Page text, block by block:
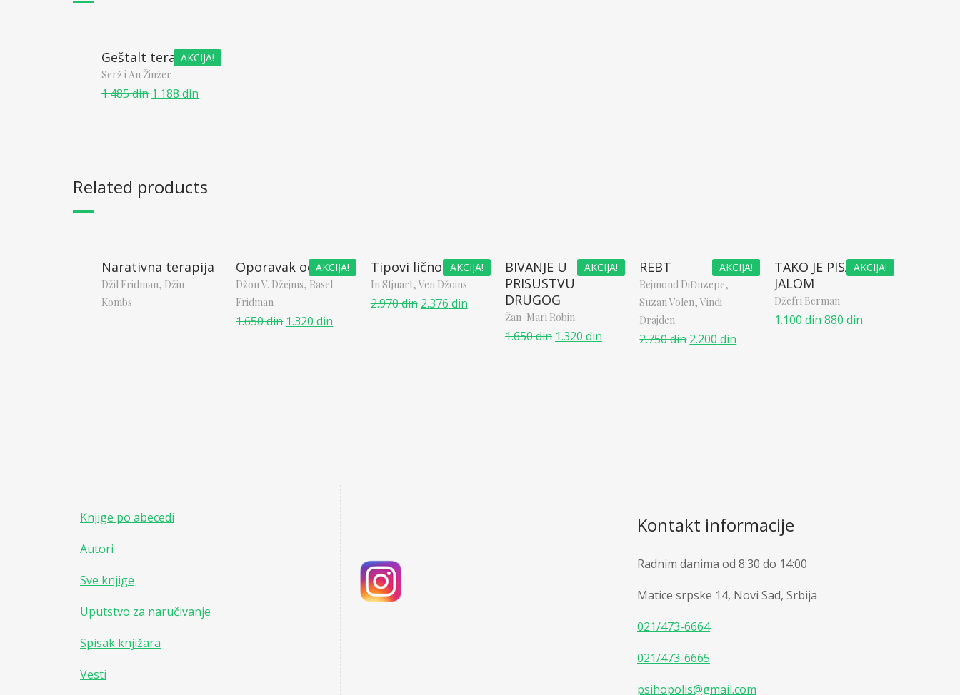
AKCIJA!
Geštalt terapija
Serž i An Žinžer
1.485din 1.188 din
Related products
Narativna terapija
Džil Fridman, Džin
Kombs
AKCIJA!
Oporavak od tuge
Džon V. Džejms, Rasel
Fridman
1.650din 1.320 din
AKCIJA!
Tipovi ličnosti
In Stjuart, Ven Džoins
2.970din 2.376 din
AKCIJA!
BIVANJE U
PRISUSTVU
DRUGOG
Žan-Mari Robin
1.650din 1.320 din
AKCIJA!
REBT
Rejmond DiĐuzepe,
Suzan Volen,Vindi
Drajden
2.750din 2.200 din
AKCIJA!
TAKO JE PISAO
JALOM
Džefri Berman
1.100din880 din
Knjige po abecedi
Autori
Sve knjige
Uputstvo za naručivanje
Spisak knjižara
Vesti
Kontakt informacije
Radnim danima od 8:30 do 14:00
Matice srpske 14, Novi Sad, Srbija
021/473-6664
021/473-6665
psihopolis@gmail.com